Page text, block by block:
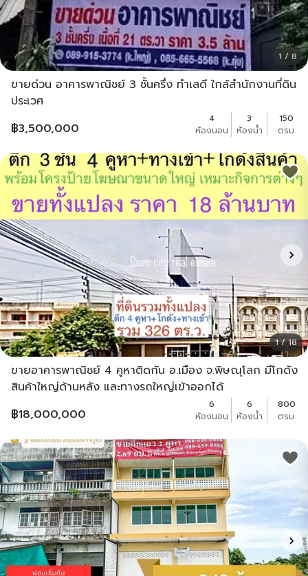
1 / 8
ขายด่วน อาคารพาณิชย์ 3 ชั้นครึ่ง ทำเลดี ใกล้สำนักงานที่ดิน
ประเวศ
฿3,500,000
4
ห้องนอน
3
ห้องน้ำ
150
ตรม.
1 / 18
ขายอาคารพาณิชย์ 4 คูหาติดกัน อ.เมือง จ.พิษณุโลก มีโกดัง
สินค้าใหญ่ด้านหลัง และทางรถใหญ่เข้าออกได้
฿18,000,000
6
ห้องนอน
6
ห้องน้ำ
800
ตรม.